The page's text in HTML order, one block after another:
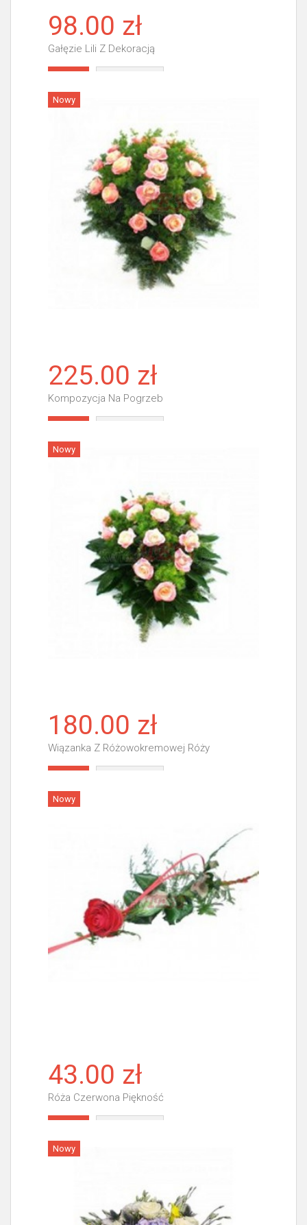
98.00 zł
Gałęzie Lili Z Dekoracją
Nowy
225.00 zł
Kompozycja Na Pogrzeb
Nowy
180.00 zł
Wiązanka Z Różowokremowej Róży
Nowy
43.00 zł
Róża Czerwona Piękność
Nowy